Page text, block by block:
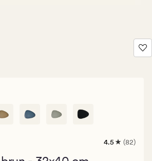
82
4.5 (82)